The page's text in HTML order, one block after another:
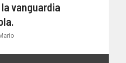
vanguardia
Mario